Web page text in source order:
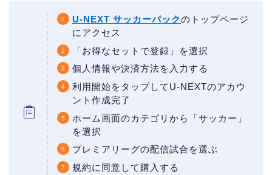
U-NEXT サッカーパックのトップページ
にアクセス
「お得なセットで登録」を選択
個人情報や決済方法を入力する
利用開始をタップしてU-NEXTのアカウ
ント作成完了
ホーム画面のカテゴリから「サッカー」
を選択
プレミアリーグの配信試合を選ぶ
規約に同意して購入する